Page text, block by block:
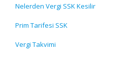
Nelerden Vergi SSK Kesilir
Prim Tarifesi SSK
Vergi Takvimi